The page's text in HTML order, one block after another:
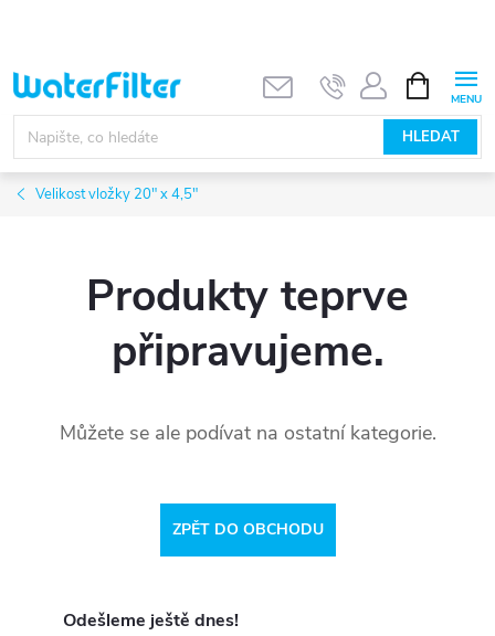
obsah
HLEDAT
NÁKUPNÍ
KOŠÍK
Velikost vložky 20" x 4,5"
Produkty teprve
připravujeme.
Můžete se ale podívat na ostatní kategorie.
ZPĚT DO OBCHODU
Odešleme ještě dnes!